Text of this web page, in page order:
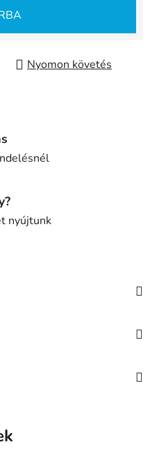
Nyomon követés
nyújtunk